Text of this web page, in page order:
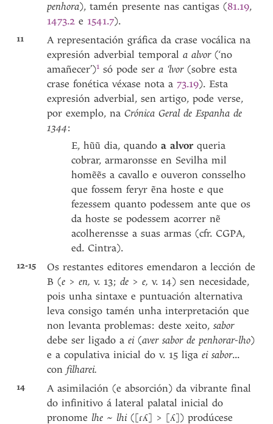
penhora), tamén presente nas cantigas (81.19,
1473.2 e 1541.7).
11
A representación gráfica da crase vocálica na
expresión adverbial temporala alvor(‘no
amañecer’)1 só pode sera ‘lvor(sobre esta
crase fonética véxase nota a73.19). Esta
expresión adverbial, sen artigo, pode verse,
por exemplo, naCrónica Geral de Espanha de
1344:
E, hũũ dia, quandoa alvorqueria
cobrar, armaronsse en Sevilha mil
homẽẽs a cavallo e ouveron consselho
que fossem feryr ẽna hoste e que
fezessem quanto podessem ante que os
da hoste se podessem acorrer nẽ
acolherensse a suas armas (cfr. CGPA,
ed. Cintra).
12-15
Os restantes editores emendaron a lección de
B (e >en, v. 13;de >e, v. 14) sen necesidade,
pois unha sintaxe e puntuación alternativa
leva consigo tamén unha interpretación que
non levanta problemas: deste xeito,sabor
debe ser ligado aei(aver sabor de penhorar-lho)
e a copulativa inicial do v. 15 ligaei sabor...
confilharei.
14
A asimilación (e absorción) da vibrante final
do infinitivo á lateral palatal inicial do
pronome lhe ~ lhi([ɾʎ] > [ʎ]) prodúcese